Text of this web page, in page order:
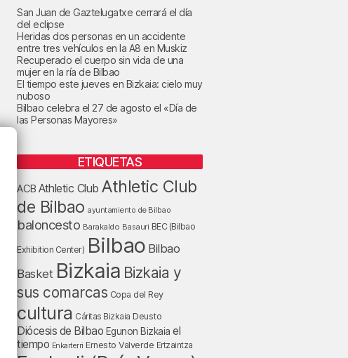
San Juan de Gaztelugatxe cerrará el día
del eclipse
Heridas dos personas en un accidente
entre tres vehículos en la A8 en Muskiz
Recuperado el cuerpo sin vida de una
mujer en la ría de Bilbao
El tiempo este jueves en Bizkaia: cielo muy
nuboso
Bilbao celebra el 27 de agosto el «Día de
las Personas Mayores»
ETIQUETAS
ACB Athletic Club Athletic Club
de Bilbao ayuntamiento de Bilbao
baloncesto Barakaldo Basauri BEC (Bilbao
Exhibition Center) Bilbao Bilbao
Basket Bizkaia Bizkaia y
sus comarcas Copa del Rey
cultura Cáritas Bizkaia Deusto
Diócesis de Bilbao Egunon Bizkaia el
tiempo Enkarterri Ernesto Valverde Ertzaintza